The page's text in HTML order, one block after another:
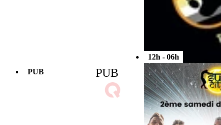
PUB PUB
12h - 06h